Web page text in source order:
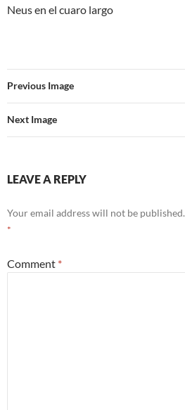
Neus en el cuaro largo
Previous Image
Next Image
LEAVE A REPLY
Your email address will not be published.
*
Comment *